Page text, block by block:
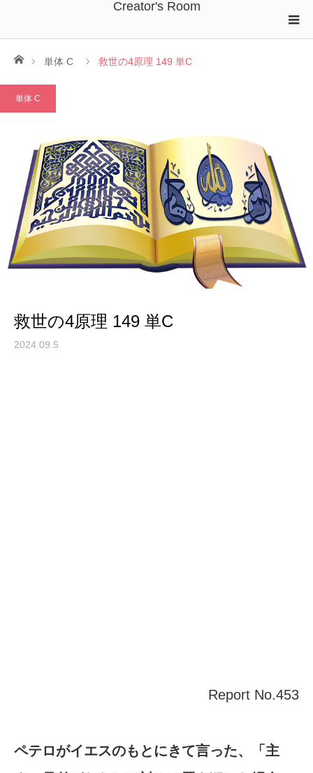
Creator's Room
ホーム単体 C 救世の4原理 149 単C
単体 C
救世の4原理 149 単C
2024.09.5
Report No.453
ペテロがイエスのもとにきて言った、「主